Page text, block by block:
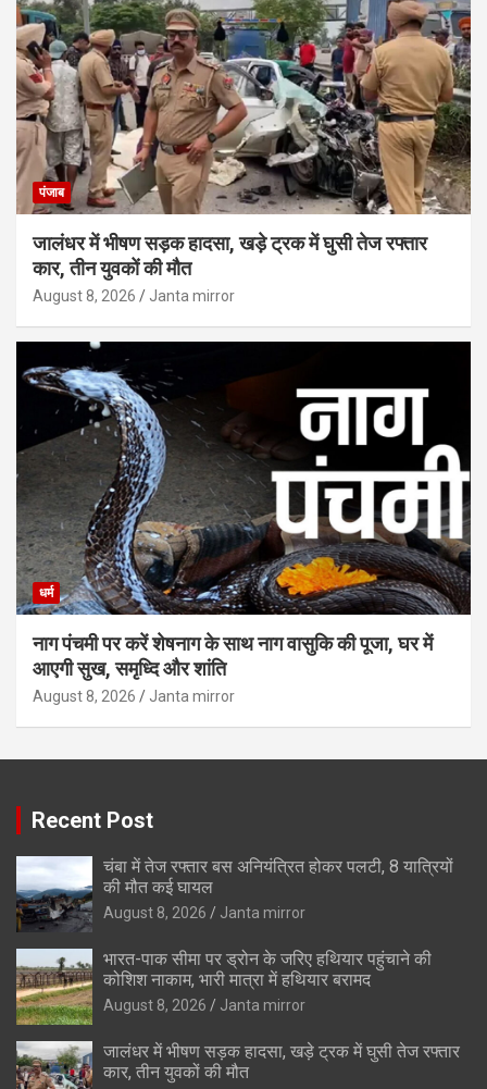
पंजाब
जालंधर में भीषण सड़क हादसा, खड़े ट्रक में घुसी तेज रफ्तार
कार, तीन युवकों की मौत
August 8, 2026 Janta mirror
धर्म
नाग पंचमी पर करें शेषनाग के साथ नाग वासुकि की पूजा, घर में
आएगी सुख, समृध्दि और शांति
August 8, 2026 Janta mirror
Recent Post
चंबा में तेज रफ्तार बस अनियंत्रित होकर पलटी, 8 यात्रियों
की मौत कई घायल
August 8, 2026 Janta mirror
भारत-पाक सीमा पर ड्रोन के जरिए हथियार पहुंचाने की
कोशिश नाकाम, भारी मात्रा में हथियार बरामद
August 8, 2026 Janta mirror
जालंधर में भीषण सड़क हादसा, खड़े ट्रक में घुसी तेज रफ्तार
कार, तीन युवकों की मौत